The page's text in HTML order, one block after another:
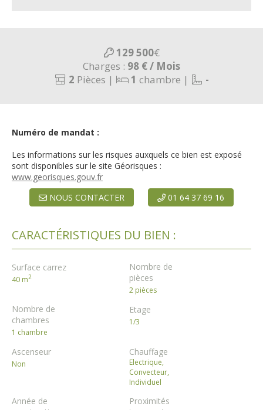
129 500€
Charges : 98 €/ Mois
2 Pièces | 1 chambre | -
Numéro de mandat :
Les informations sur les risques auxquels ce bien est exposé
sont disponibles sur le site Géorisques :
www.georisques.gouv.fr
NOUS CONTACTER
01 64 37 69 16
CARACTÉRISTIQUES DU BIEN :
Surface carrez
40 m2
Nombre de
pièces
2 pièces
Nombre de
chambres
1 chambre
Etage
1/3
Ascenseur
Non
Chauffage
Electrique,
Convecteur,
Individuel
Année de
Proximités